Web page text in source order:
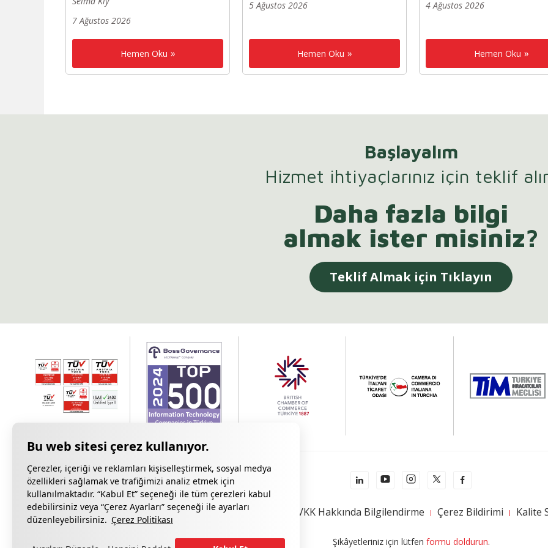
Çerezler, içeriği ve reklamları kişiselleştirmek, sosyal medya
özellikleri sağlamak ve trafiğimizi analiz etmek için
kullanılmaktadır. “Kabul Et” seçeneği ile tüm çerezleri kabul
edebilirsiniz veya “Çerez Ayarları” seçeneği ile ayarları
düzenleyebilirsiniz. Çerez Politikası
7 Ağustos 2026
Hemen Oku
5 Ağustos 2026
Hemen Oku
4 Ağustos 2026
Hemen Oku
Başlayalım
Hizmet ihtiyaçlarınız için teklif
Daha fazla bilgi
almak ister misiniz?
Teklif Almak için Tıklayın
Gizlilik Bildirimi KVKK Hakkında Bilgilendirme Çerez Bildirimi Kalite
Şikâyetleriniz için lütfen formu doldurun.